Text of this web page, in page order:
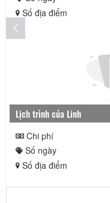
Số địa điểm
Lịch trình của Linh
Chi phí
Số ngày
Số địa điểm